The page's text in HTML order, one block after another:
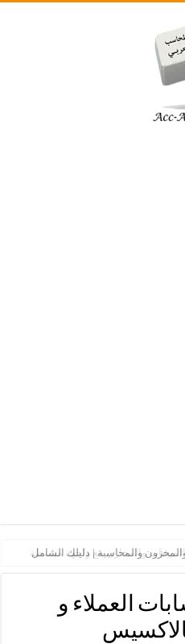
والمحاسبة | دليلك الشامل
والمخازن مع واجهة مبسطة
العملاء و